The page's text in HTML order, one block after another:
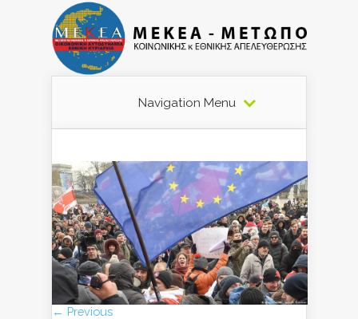
Navigation Menu
← Previous